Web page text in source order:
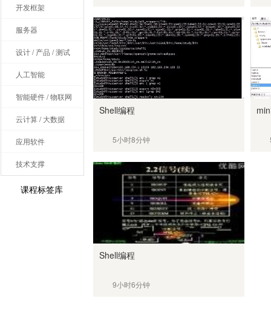
Shell编程
5小时8分钟
Shell编程
9小时6分钟
开发框架
服务器
设计 / 产品 / 测试
人工智能
智能硬件 / 物联网
云计算 / 大数据
应用软件
技术支撑
课程标签库